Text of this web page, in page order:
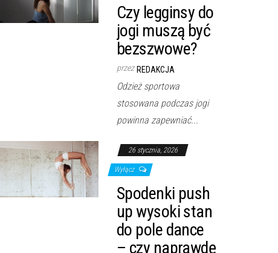
Czy legginsy do
jogi muszą być
bezszwowe?
przez REDAKCJA
Odzież sportowa
stosowana podczas jogi
powinna zapewniać...
26 stycznia, 2026
Wyłącz
Spodenki push
up wysoki stan
do pole dance
– czy naprawdę